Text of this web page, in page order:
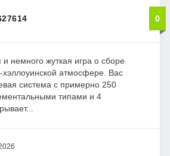
0
немного жуткая игра о сборе
хэллоуинской атмосфере. Вас
система с примерно 250
типами и 4